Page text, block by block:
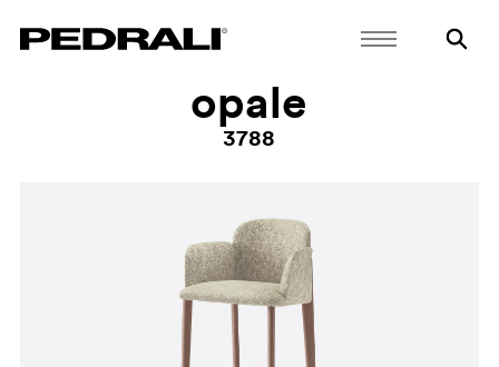
opale
3788